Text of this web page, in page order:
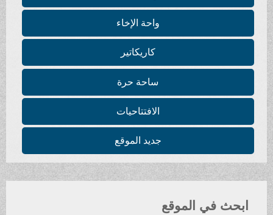
واحة الإخاء
كاريكاتير
ساحة حرة
الافتتاحيات
جديد الموقع
ابحث في الموقع